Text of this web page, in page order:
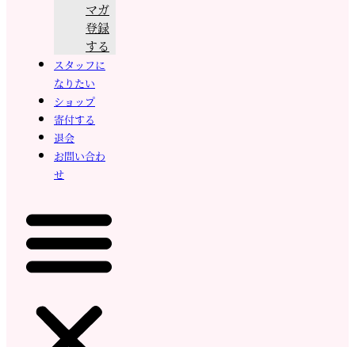
マガ
登録
する
スタッフに
なりたい
ショップ
寄付する
退会
お問い合わ
せ